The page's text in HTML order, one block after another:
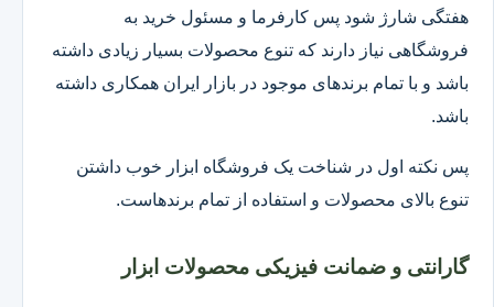
هفتگی شارژ شود پس کارفرما و مسئول خرید به
فروشگاهی نیاز دارند که تنوع محصولات بسیار زیادی داشته
باشد و با تمام برندهای موجود در بازار ایران همکاری داشته
باشد.
پس نکته اول در شناخت یک فروشگاه ابزار خوب داشتن
تنوع بالای محصولات و استفاده از تمام برندهاست.
گارانتی و ضمانت فیزیکی محصولات ابزار